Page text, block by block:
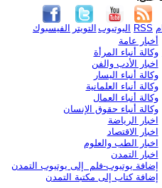
الفيسبوك التويتر اليوتيوب RSS
أخبار عامة
وكالة أنباء المرأة
اخبار الأدب والفن
وكالة أنباء اليسار
وكالة أنباء العلمانية
وكالة أنباء العمال
وكالة أنباء حقوق الإنسان
اخبار الرياضة
اخبار الاقتصاد
اخبار الطب والعلوم
اخبار التمدن
إضافة يوتيوب-فلم إلى يوتيوب التمدن
إضافة كتاب إلى مكتبة التمدن